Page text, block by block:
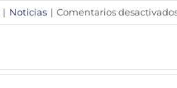
| Noticias | Comentarios